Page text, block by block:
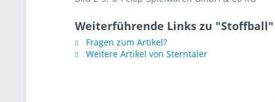
Weiterführende Links zu "Stoffball"
Fragen zum Artikel?
Weitere Artikel von Sterntaler